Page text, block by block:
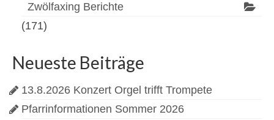
Zwölfaxing Berichte
(171)
Neueste Beiträge
13.8.2026 Konzert Orgel trifft Trompete
Pfarrinformationen Sommer 2026